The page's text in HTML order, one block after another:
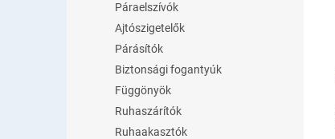
Páraelszívók
Ajtószigetelők
Párásítók
Biztonsági fogantyúk
Függönyök
Ruhaszárítók
Ruhaakasztók